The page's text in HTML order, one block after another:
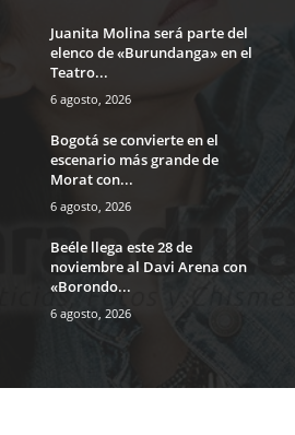
Juanita Molina será parte del
elenco de «Burundanga» en el
Teatro...
6 agosto, 2026
Bogotá se convierte en el
escenario más grande de
Morat con...
6 agosto, 2026
Beéle llega este 28 de
noviembre al Davi Arena con
«Borondo...
6 agosto, 2026